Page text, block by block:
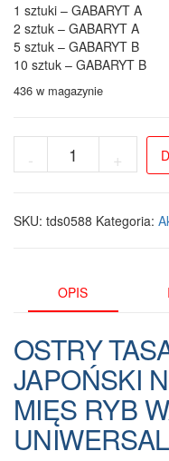
1 sztuki – GABARYT A
2 sztuk – GABARYT A
5 sztuk – GABARYT B
10 sztuk – GABARYT B
436 w magazynie
-
Japoński
KOKURA
Nóż
Szefa
Mięsa,
Ryb
i
Warzyw
+
SKU: tds0588 Kategoria:
OPIS
OSTRY
JAPOŃSKI
MIĘS RYB